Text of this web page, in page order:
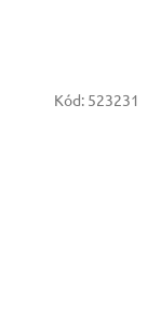
Kód: 523231